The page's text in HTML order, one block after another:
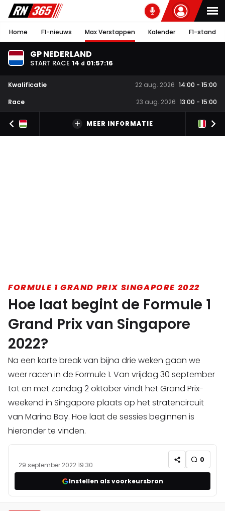
Home F1-nieuws Max Verstappen Kalender F1-stand
GP NEDERLAND
START RACE 14 d 01:57:15
Kwalificatie 22 aug. 2026 14:00 - 15:00
Race
23 aug. 2026 13:00 - 15:00
MEER INFORMATIE
FORMULE 1 GRAND PRIX SINGAPORE 2022
Hoe laat begint de Formule 1
Grand Prix van Singapore
2022?
Na een korte break van bijna drie weken gaan we
weer racen in de Formule 1. Van vrijdag 30 september
tot en met zondag 2 oktober vindt het Grand Prix-
weekend in Singapore plaats op het stratencircuit
van Marina Bay. Hoe laat de sessies beginnen is
hieronder te vinden.
29 september 2022 19:30
0
Instellen als voorkeursbron